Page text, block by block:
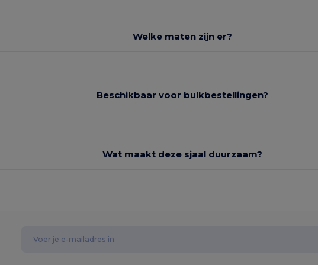
Welke maten zijn er?
Beschikbaar voor bulkbestellingen?
Wat maakt deze sjaal duurzaam?